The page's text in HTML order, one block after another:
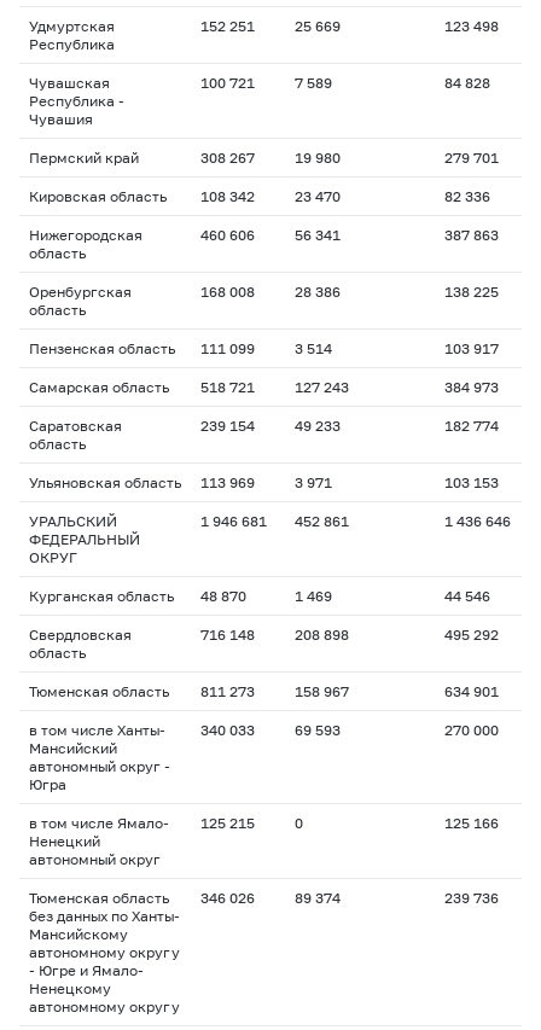
Удмуртская
Республика
152 251 25 669 123 498
Чувашская
Республика -
Чувашия
100 721 7 589 84 828
Пермский край 308 267 19 980 279 701
Кировская область 108 342 23 470 82 336
Нижегородская
область
460 606 56 341 387 863
Оренбургская
область
168 008 28 386 138 225
Пензенская область 111 099 3 514 103 917
Самарская область 518 721 127 243 384 973
Саратовская
область
239 154 49 233 182 774
Ульяновская область 113 969 3 971 103 153
УРАЛЬСКИЙ
ФЕДЕРАЛЬНЫЙ
ОКРУГ
1 946 681 452 861 1 436 646
Курганская область 48 870 1 469 44 546
Свердловская
область
716 148 208 898 495 292
Тюменская область 811 273 158 967 634 901
в том числе Ханты-
Мансийский
автономный округ -
Югра
340 033 69 593 270 000
в том числе Ямало-
Ненецкий
автономный округ
125 215 0 125 166
Тюменская область
без данных по Ханты-
Мансийскому
автономному округу
- Югре и Ямало-
Ненецкому
автономному округу
346 026 89 374 239 736